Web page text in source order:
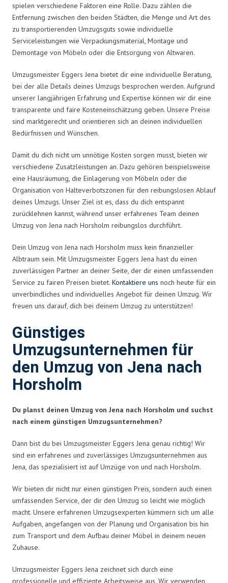
spielen verschiedene Faktoren eine Rolle. Dazu zählen die
Entfernung zwischen den beiden Städten, die Menge und Art des
zu transportierenden Umzugsguts sowie individuelle
Serviceleistungen wie Verpackungsmaterial, Montage und
Demontage von Möbeln oder die Entsorgung von Altwaren.
Umzugsmeister Eggers Jena bietet dir eine individuelle Beratung,
bei der alle Details deines Umzugs besprochen werden. Aufgrund
unserer langjährigen Erfahrung und Expertise können wir dir eine
transparente und faire Kosteneinschätzung geben. Unsere Preise
sind marktgerecht und orientieren sich an deinen individuellen
Bedürfnissen und Wünschen.
Damit du dich nicht um unnötige Kosten sorgen musst, bieten wir
verschiedene Zusatzleistungen an. Dazu gehören beispielsweise
eine Hausräumung, die Einlagerung von Möbeln oder die
Organisation von Halteverbotszonen für den reibungslosen Ablauf
deines Umzugs. Unser Ziel ist es, dass du dich entspannt
zurücklehnen kannst, während unser erfahrenes Team deinen
Umzug von Jena nach Horsholm reibungslos durchführt.
Dein Umzug von Jena nach Horsholm muss kein finanzieller
Albtraum sein. Mit Umzugsmeister Eggers Jena hast du einen
zuverlässigen Partner an deiner Seite, der dir einen umfassenden
Service zu fairen Preisen bietet. Kontaktiere uns noch heute für ein
unverbindliches und individuelles Angebot für deinen Umzug. Wir
freuen uns darauf, dich bei deinem Umzug zu unterstützen!
Günstiges
Umzugsunternehmen für
den Umzug von Jena nach
Horsholm
Du planst deinen Umzug von Jena nach Horsholm und suchst
nach einem günstigen Umzugsunternehmen?
Dann bist du bei Umzugsmeister Eggers Jena genau richtig! Wir
sind ein erfahrenes und zuverlässiges Umzugsunternehmen aus
Jena, das spezialisiert ist auf Umzüge von und nach Horsholm.
Wir bieten dir nicht nur einen günstigen Preis, sondern auch einen
umfassenden Service, der dir den Umzug so leicht wie möglich
macht. Unsere erfahrenen Umzugsexperten kümmern sich um alle
Aufgaben, angefangen von der Planung und Organisation bis hin
zum Transport und dem Aufbau deiner Möbel in deinem neuen
Zuhause.
Umzugsmeister Eggers Jena zeichnet sich durch eine
professionelle und effiziente Arbeitsweise aus. Wir verwenden